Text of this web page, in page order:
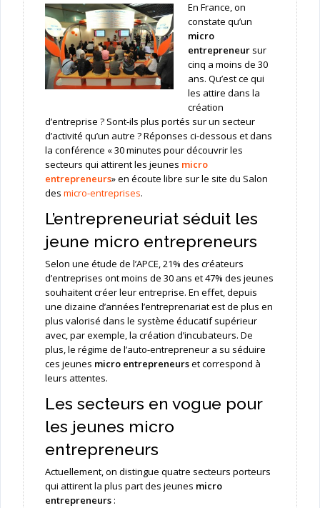
En France, on
constate qu’un
micro
entrepreneursur
cinq a moins de 30
ans. Qu’est ce qui
les attire dans la
création
d’entreprise ? Sont-ils plus portés sur un secteur
d’activité qu’un autre ? Réponses ci-dessous et dans
la conférence « 30 minutes pour découvrir les
secteurs qui attirent les jeunes micro
entrepreneurs» en écoute libre sur le site du Salon
des micro-entreprises.
L’entrepreneuriat séduit les
jeune micro entrepreneurs
Selon une étude de l’APCE, 21% des créateurs
d’entreprises ont moins de 30 ans et 47% des jeunes
souhaitent créer leur entreprise. En effet, depuis
une dizaine d’années l’entreprenariat est de plus en
plus valorisé dans le système éducatif supérieur
avec, par exemple, la création d’incubateurs. De
plus, le régime de l’auto-entrepreneur a su séduire
ces jeunes micro entrepreneurset correspond à
leurs attentes.
Les secteurs en vogue pour
les jeunes micro
entrepreneurs
Actuellement, on distingue quatre secteurs porteurs
qui attirent la plus part des jeunes micro
entrepreneurs: